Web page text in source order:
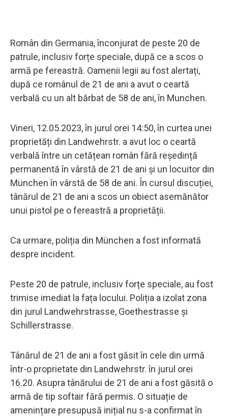
Român din Germania, înconjurat de peste 20 de
patrule, inclusiv forțe speciale, după ce a scos o
armă pe fereastră. Oamenii legii au fost alertați,
după ce românul de 21 de ani a avut o ceartă
verbală cu un alt bărbat de 58 de ani, în Munchen.
Vineri, 12.05.2023, în jurul orei 14:50, în curtea unei
proprietăți din Landwehrstr. a avut loc o ceartă
verbală între un cetățean român fără reședință
permanentă în vârstă de 21 de ani și un locuitor din
München în vârstă de 58 de ani. În cursul discuției,
tânărul de 21 de ani a scos un obiect asemănător
unui pistol pe o fereastră a proprietății.
Ca urmare, poliția din München a fost informată
despre incident.
Peste 20 de patrule, inclusiv forțe speciale, au fost
trimise imediat la fața locului. Poliția a izolat zona
din jurul Landwehrstrasse, Goethestrasse și
Schillerstrasse.
Tânărul de 21 de ani a fost găsit în cele din urmă
într-o proprietate din Landwehrstr. în jurul orei
16.20. Asupra tânărului de 21 de ani a fost găsită o
armă de tip softair fără permis. O situație de
amenințare presupusă inițial nu s-a confirmat în